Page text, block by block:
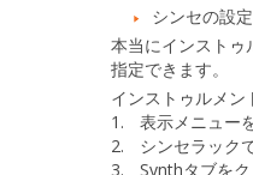
シンセの設定
本当にインストゥ
指定できます。
インストゥルメ
1.
表示 メニュー
2.
シンセラック
3.
Synthタブを